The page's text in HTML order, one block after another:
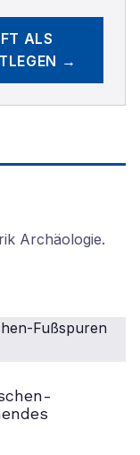
ALS
→
Archäologie.